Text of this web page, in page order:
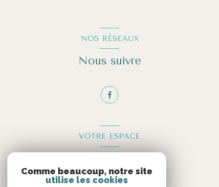
NOS RÉSEAUX
Nous suivre
VOTRE ESPACE
Comme beaucoup, notre site
utilise les cookies